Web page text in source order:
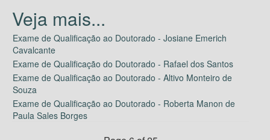
Exame de Qualificação ao Doutorado - Josiane Emerich
Cavalcante
Exame de Qualificação do Doutorado - Rafael dos Santos
Exame de Qualificação ao Doutorado - Altivo Monteiro de
Souza
Exame de Qualificação ao Doutorado - Roberta Manon de
Paula Sales Borges